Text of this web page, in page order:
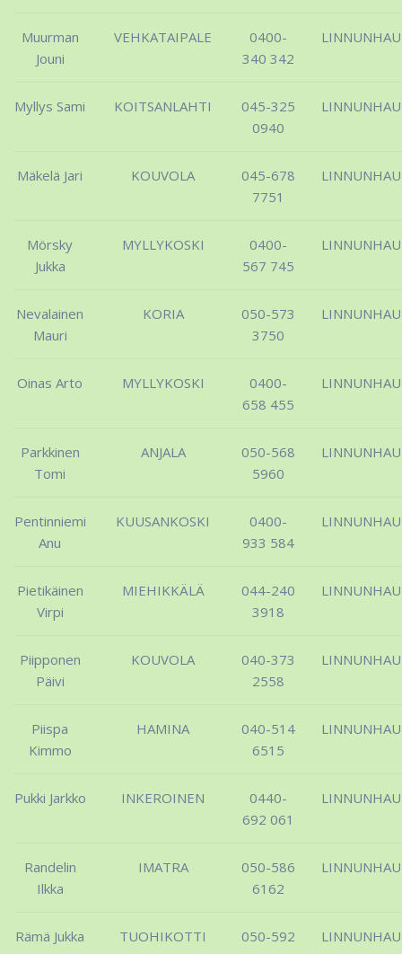
Muurman
Jouni
VEHKATAIPALE
0400-
340 342
Myllys Sami KOITSANLAHTI
045-325
0940
Mäkelä Jari KOUVOLA
045-678
7751
Mörsky
Jukka
MYLLYKOSKI
0400-
567 745
Nevalainen
Mauri
KORIA
050-573
3750
Oinas Arto MYLLYKOSKI
0400-
658 455
Parkkinen
Tomi
ANJALA
050-568
5960
Pentinniemi
Anu
KUUSANKOSKI
0400-
933 584
Pietikäinen
Virpi
MIEHIKKÄLÄ
044-240
3918
Piipponen
Päivi
KOUVOLA
040-373
2558
Piispa
Kimmo
HAMINA
040-514
6515
Pukki Jarkko INKEROINEN
0440-
692 061
Randelin
Ilkka
IMATRA
050-586
6162
Rämä Jukka TUOHIKOTTI
050-592